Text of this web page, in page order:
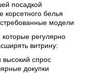
посадкой
корсетного белья
модели
регулярно
витрину:
спрос
докупки